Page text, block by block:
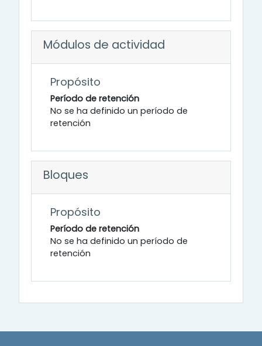
Módulos de actividad
Propósito
Período de retención
No se ha definido un período de
retención
Bloques
Propósito
Período de retención
No se ha definido un período de
retención